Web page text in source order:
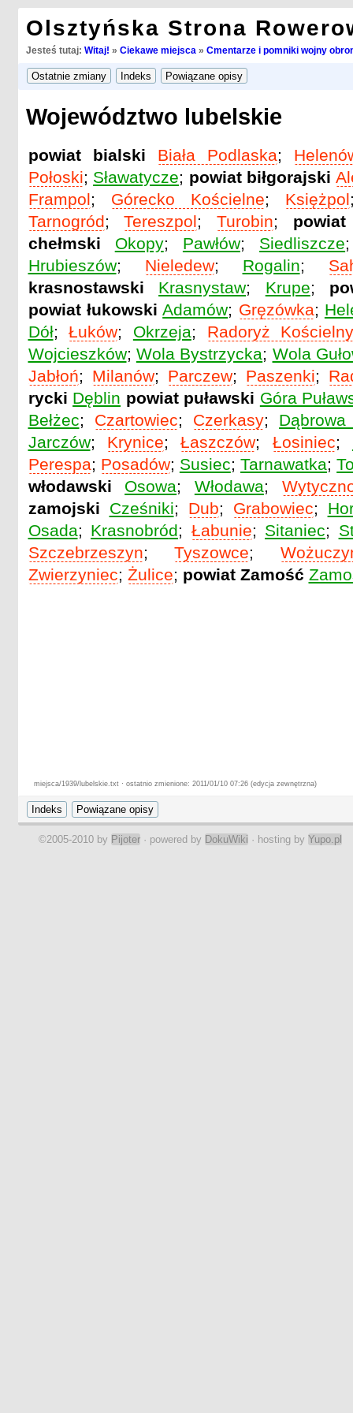
Olsztyńska Strona
Jesteś tutaj: Witaj! » Ciekawe miejsca » Cmentarze i pomniki wojny
Województwo lubelskie
powiat bialski Biała Podlaska;
Połoski; Sławatycze; powiat biłgorajski
Frampol; Górecko Kościelne; Księżpol
Tarnogród;Tereszpol; Turobin; powiat
chełmski
Okopy; Pawłów; Siedliszcze
Hrubieszów; Nieledew; Rogalin;
krasnostawski
Krasnystaw; Krupe;
powiat łukowski Adamów; Gręzówka;
Dół;Łuków; Okrzeja; Radoryż
Wojcieszków; Wola Bystrzycka; Wola
Jabłoń; Milanów; Parczew; Paszenki;
rycki Dęblin powiat puławski Góra
Bełżec; Czartowiec; Czerkasy;
Jarczów; Krynice;Łaszczów; Łosiniec;
Perespa; Posadów; Susiec;Tarnawatka;
włodawski
Osowa; Włodawa;
zamojski
Cześniki; Dub; Grabowiec;
Osada; Krasnobród; Łabunie; Sitaniec;
Szczebrzeszyn;Tyszowce;
Zwierzyniec; Żulice; powiat Zamość
miejsca/1939/lubelskie.txt · ostatnio zmienione: 2011/01/10 07:26 (edycja zewnętrzna)
©2005-2010 by Pijoter · powered by DokuWiki · hosting by Yupo.pl